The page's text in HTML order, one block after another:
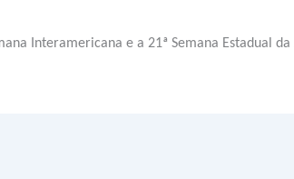
Interamericana e a 21ª Semana Estadual